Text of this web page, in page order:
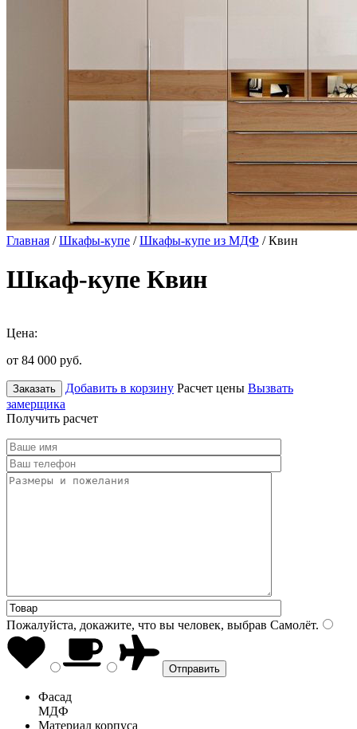
Главная /Шкафы-купе /Шкафы-купе из МДФ / Квин
Шкаф-купе Квин
Цена:
от 84 000 руб.
Заказать Добавить в корзину Расчет цены Вызвать
замерщика
Получить расчет
Пожалуйста, докажите, что вы человек, выбрав Самолёт.
Фасад
МДФ
Материал корпуса